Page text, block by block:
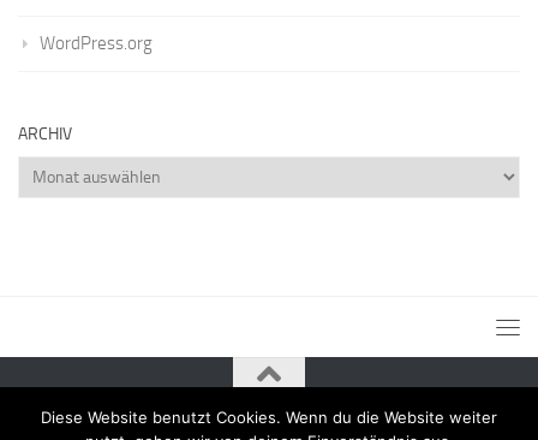
WordPress.org
ARCHIV
Archiv
Diese Website benutzt Cookies. Wenn du die Website weiter